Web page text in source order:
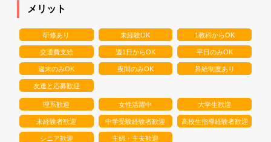
メリット
研修あり 未経験OK 1教科からOK
交通費支給 週1日からOK 平日のみOK
週末のみOK 夜間のみOK 昇給制度あり
友達と応募歓迎
理系歓迎 女性活躍中 大学生歓迎
未経験者歓迎 中学受験経験者歓迎 高校生指導経験者歓迎
シニア歓迎 主婦・主夫歓迎